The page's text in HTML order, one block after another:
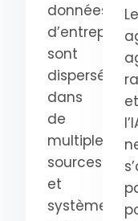
données
d’entreprise
sont
dispersées
dans
de
multiples
sources
et
systèmes,
et